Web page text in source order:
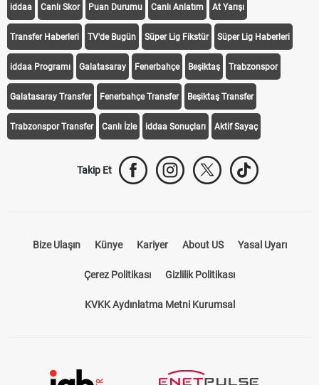
iddaa Programı Galatasaray Fenerbahçe Beşiktaş Trabzonspor
Galatasaray Transfer Fenerbahçe Transfer Beşiktaş Transfer
Trabzonspor Transfer Canlı İzle iddaa Sonuçları Aktif Sayaç
Takip Et